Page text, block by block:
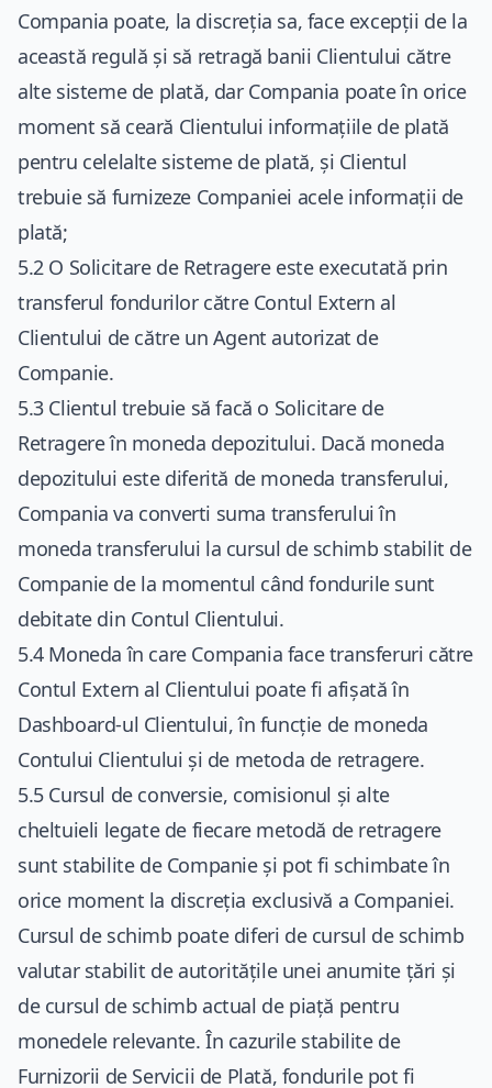
Compania poate, la discreția sa, face excepții de la
această regulă și să retragă banii Clientului către
alte sisteme de plată, dar Compania poate în orice
moment să ceară Clientului informațiile de plată
pentru celelalte sisteme de plată, și Clientul
trebuie să furnizeze Companiei acele informații de
plată;
5.2 O Solicitare de Retragere este executată prin
transferul fondurilor către Contul Extern al
Clientului de către un Agent autorizat de
Companie.
5.3 Clientul trebuie să facă o Solicitare de
Retragere în moneda depozitului. Dacă moneda
depozitului este diferită de moneda transferului,
Compania va converti suma transferului în
moneda transferului la cursul de schimb stabilit de
Companie de la momentul când fondurile sunt
debitate din Contul Clientului.
5.4 Moneda în care Compania face transferuri către
Contul Extern al Clientului poate fi afișată în
Dashboard-ul Clientului, în funcție de moneda
Contului Clientului și de metoda de retragere.
5.5 Cursul de conversie, comisionul și alte
cheltuieli legate de fiecare metodă de retragere
sunt stabilite de Companie și pot fi schimbate în
orice moment la discreția exclusivă a Companiei.
Cursul de schimb poate diferi de cursul de schimb
valutar stabilit de autoritățile unei anumite țări și
de cursul de schimb actual de piață pentru
monedele relevante. În cazurile stabilite de
Furnizorii de Servicii de Plată, fondurile pot fi